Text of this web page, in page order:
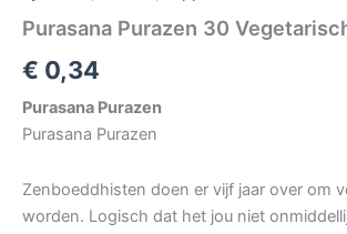
Purasana Purazen 30
€ 0,34
Purasana Purazen
Purasana Purazen
Zenboeddhisten doen er vijf jaar over om
worden. Logisch dat het jou niet